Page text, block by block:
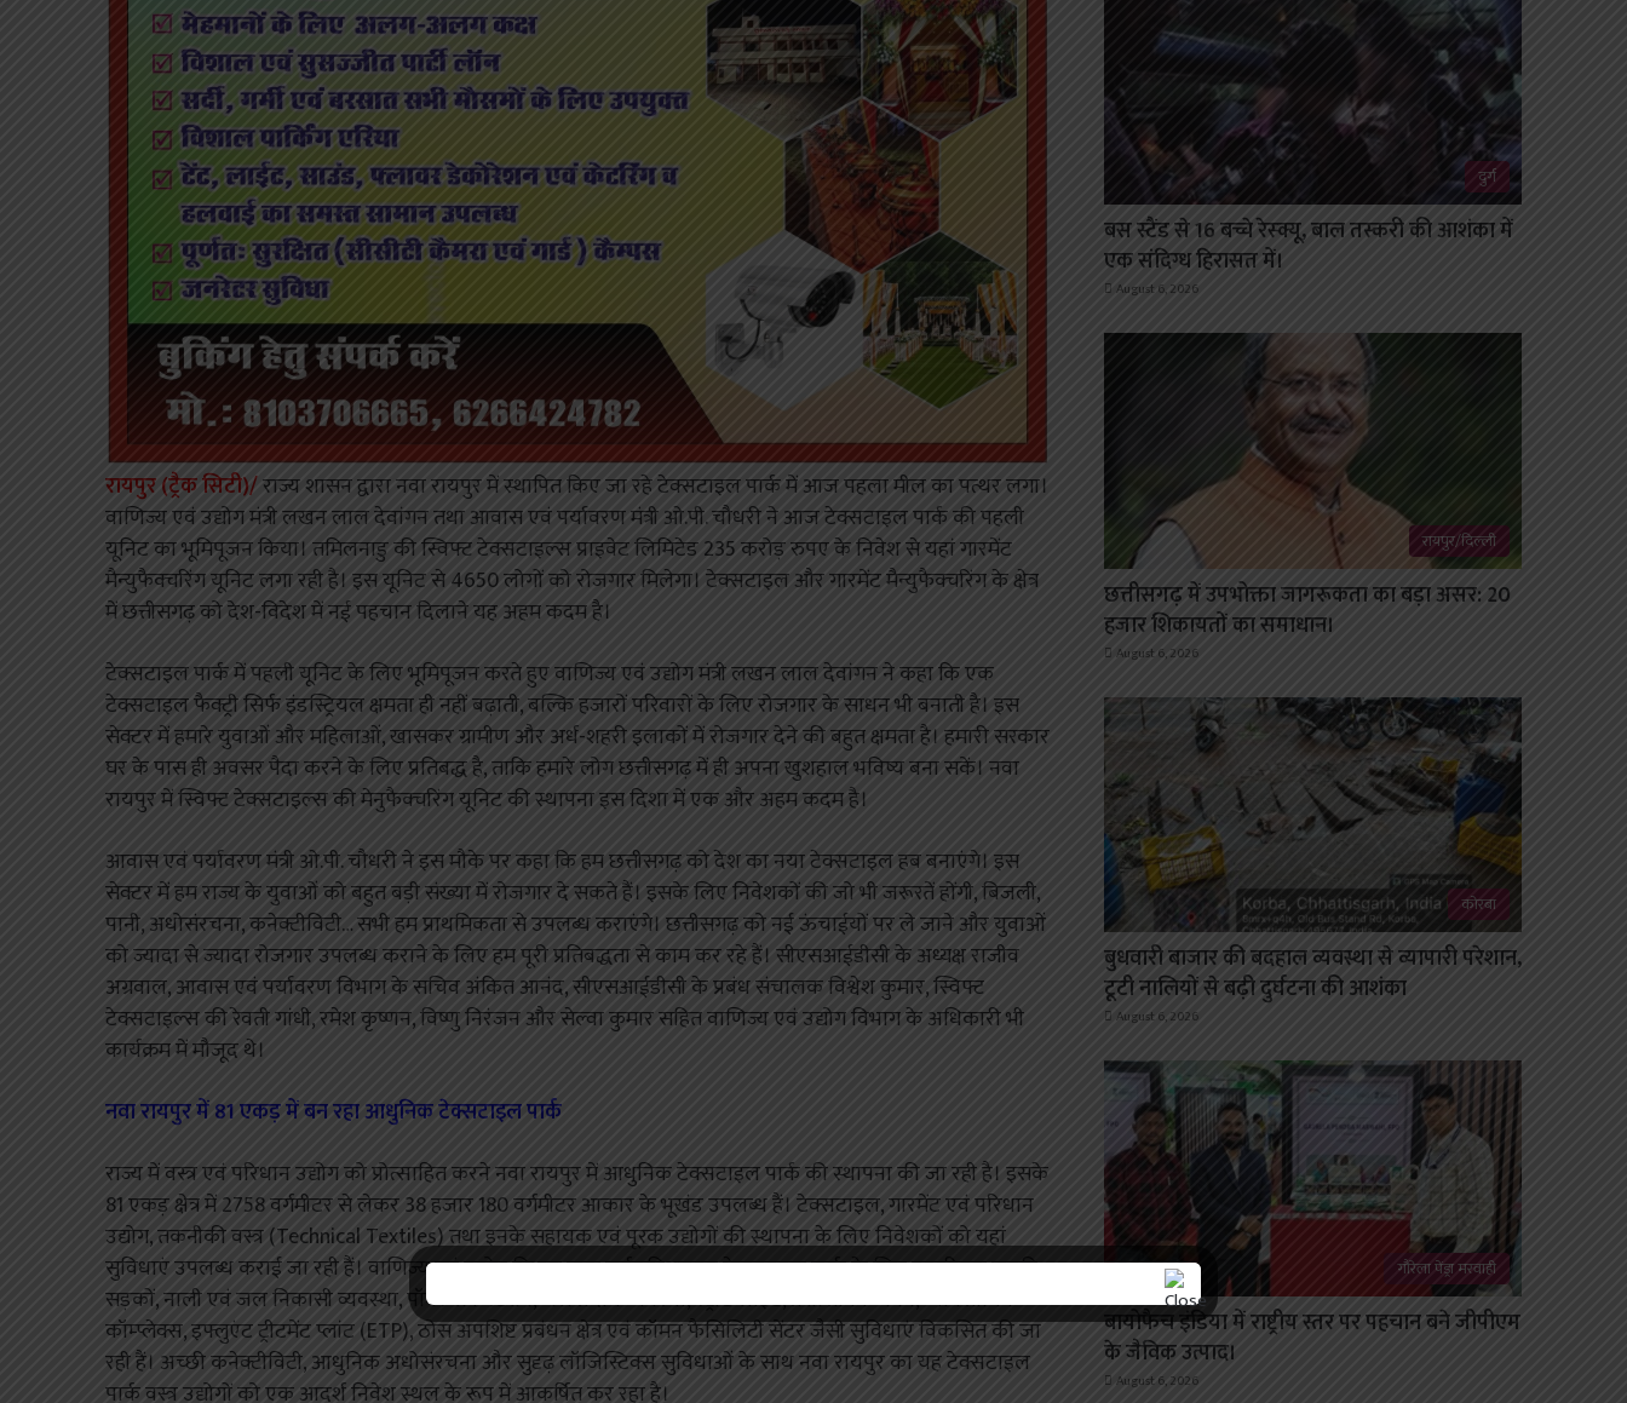
रायपुर (ट्रैक सिटी)/राज्य शासन द्वारा नवा रायपुर में स्थापित किए जा रहे टेक्सटाइल पार्क में आज पहला मील का पत्थर लगा।
वाणिज्य एवं उद्योग मंत्री लखन लाल देवांगन तथा आवास एवं पर्यावरण मंत्री ओ.पी. चौधरी ने आज टेक्सटाइल पार्क की पहली
यूनिट का भूमिपूजन किया। तमिलनाडु की स्विफ्ट टेक्सटाइल्स प्राइवेट लिमिटेड 235 करोड़ रुपए के निवेश से यहां गारमेंट
मैन्युफैक्चरिंग यूनिट लगा रही है। इस यूनिट से 4650 लोगों को रोजगार मिलेगा। टेक्सटाइल और गारमेंट मैन्युफैक्चरिंग के क्षेत्र
में छत्तीसगढ़ को देश-विदेश में नई पहचान दिलाने यह अहम कदम है।
टेक्सटाइल पार्क में पहली यूनिट के लिए भूमिपूजन करते हुए वाणिज्य एवं उद्योग मंत्री लखन लाल देवांगन ने कहा कि एक
टेक्सटाइल फैक्ट्री सिर्फ इंडस्ट्रियल क्षमता ही नहीं बढ़ाती, बल्कि हजारों परिवारों के लिए रोजगार के साधन भी बनाती है। इस
सेक्टर में हमारे युवाओं और महिलाओं, खासकर ग्रामीण और अर्ध-शहरी इलाकों में रोजगार देने की बहुत क्षमता है। हमारी सरकार
घर के पास ही अवसर पैदा करने के लिए प्रतिबद्ध है, ताकि हमारे लोग छत्तीसगढ़ में ही अपना खुशहाल भविष्य बना सकें। नवा
रायपुर में स्विफ्ट टेक्सटाइल्स की मेनुफैक्चरिंग यूनिट की स्थापना इस दिशा में एक और अहम कदम है।
आवास एवं पर्यावरण मंत्री ओ.पी. चौधरी ने इस मौके पर कहा कि हम छत्तीसगढ़ को देश का नया टेक्सटाइल हब बनाएंगे। इस
सेक्टर में हम राज्य के युवाओं को बहुत बड़ी संख्या में रोजगार दे सकते हैं। इसके लिए निवेशकों की जो भी जरूरतें होंगी, बिजली,
पानी, अधोसंरचना, कनेक्टीविटी… सभी हम प्राथमिकता से उपलब्ध कराएंगे। छत्तीसगढ़ को नई ऊंचाईयों पर ले जाने और युवाओं
को ज्यादा से ज्यादा रोजगार उपलब्ध कराने के लिए हम पूरी प्रतिबद्धता से काम कर रहे हैं। सीएसआईडीसी के अध्यक्ष राजीव
अग्रवाल, आवास एवं पर्यावरण विभाग के सचिव अंकित आनंद, सीएसआईडीसी के प्रबंध संचालक विश्वेश कुमार, स्विफ्ट
टेक्सटाइल्स की रेवती गांधी, रमेश कृष्णन, विष्णु निरंजन और सेल्वा कुमार सहित वाणिज्य एवं उद्योग विभाग के अधिकारी भी
कार्यक्रम में मौजूद थे।
नवा रायपुर में 81 एकड़ में बन रहा आधुनिक टेक्सटाइल पार्क
राज्य में वस्त्र एवं परिधान उद्योग को प्रोत्साहित करने नवा रायपुर में आधुनिक टेक्सटाइल पार्क की स्थापना की जा रही है। इसके
81 एकड़ क्षेत्र में 2758 वर्गमीटर से लेकर 38 हजार 180 वर्गमीटर आकार के भूखंड उपलब्ध हैं। टेक्सटाइल, गारमेंट एवं परिधान
उद्योग, तकनीकी वस्त्र (Technical Textiles) तथा इनके सहायक एवं पूरक उद्योगों की स्थापना के लिए निवेशकों को यहां
सुविधाएं उपलब्ध कराई जा रही हैं। वाणिज्य एवं उद्योग विभाग द्वारा सर्वसुविधायुक्त टेक्सटाइल पार्क के लिए डामरीकृत पक्की
सड़कों, नाली एवं जल निकासी व्यवस्था, पॉवर सब-स्टेशन, जल प्रदाय व्यवस्था, स्ट्रीट लाइट, प्रशासनिक भवन, व्यावसायिक
कॉम्प्लेक्स, इफ्लुएंट ट्रीटमेंट प्लांट (ETP), ठोस अपशिष्ट प्रबंधन क्षेत्र एवं कॉमन फैसिलिटी सेंटर जैसी सुविधाएं विकसित की जा
रही हैं। अच्छी कनेक्टीविटी, आधुनिक अधोसंरचना और सुदृढ़ लॉजिस्टिक्स सुविधाओं के साथ नवा रायपुर का यह टेक्सटाइल
पार्क वस्त्र उद्योगों को एक आदर्श निवेश स्थल के रूप में आकर्षित कर रहा है।
दुर्ग
बस स्टैंड से 16 बच्चे रेस्क्यू, बाल तस्करी की आशंका में
एक संदिग्ध हिरासत में।
August 6, 2026
रायपुर/दिल्ली
छत्तीसगढ़ में उपभोक्ता जागरूकता का बड़ा असर: 20
हजार शिकायतों का समाधान।
August 6, 2026
कोरबा
बुधवारी बाजार की बदहाल व्यवस्था से व्यापारी परेशान,
टूटी नालियों से बढ़ी दुर्घटना की आशंका
August 6, 2026
गौरेला पेंड्रा मरवाही
बायोफैच इंडिया में राष्ट्रीय स्तर पर पहचान बने जीपीएम
के जैविक उत्पाद।
August 6, 2026